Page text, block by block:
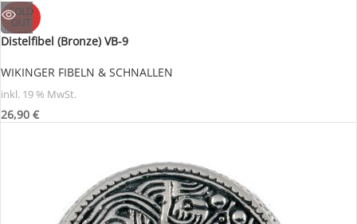
SOLD
OUT
Distelfibel (Bronze) VB-9
WIKINGER FIBELN & SCHNALLEN
inkl. 19 % MwSt.
26,90 €